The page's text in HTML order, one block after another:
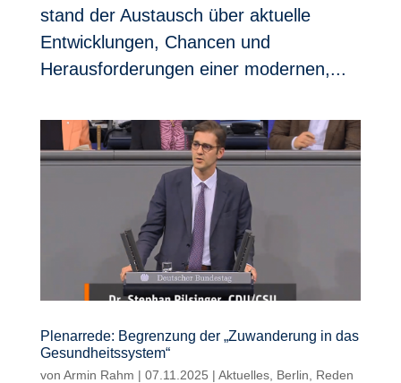
stand der Austausch über aktuelle
Entwicklungen, Chancen und
Herausforderungen einer modernen,...
Plenarrede: Begrenzung der „Zuwanderung in das
Gesundheitssystem“
von Armin Rahm | 07.11.2025 | Aktuelles, Berlin
Reden